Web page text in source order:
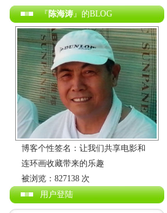
『陈海涛』的BLOG
博客个性签名：让我们共享电影和
连环画收藏带来的乐趣
被浏览：827138 次
用户登陆